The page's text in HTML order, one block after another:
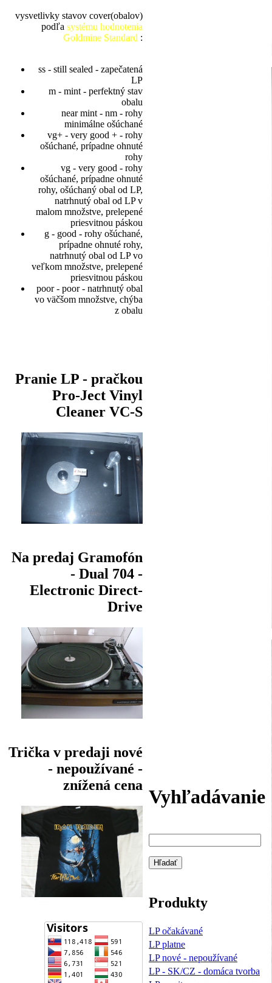
vysvetlivky stavov cover(obalov)
podľa systému hodnotenia
Goldmine Standard :
ss - still sealed - zapečatená
LP
m - mint - perfektný stav
obalu
near mint - nm - rohy
minimálne ošúchané
vg+ - very good + - rohy
ošúchané, prípadne ohnuté
rohy
vg - very good - rohy
ošúchané, prípadne ohnuté
rohy, ošúchaný obal od LP,
natrhnutý obal od LP v
malom množstve, prelepené
priesvitnou páskou
g - good - rohy ošúchané,
prípadne ohnuté rohy,
natrhnutý obal od LP vo
veľkom množstve, prelepené
priesvitnou páskou
poor - poor - natrhnutý obal
vo väčšom množstve, chýba
z obalu
Pranie LP - pračkou
Pro-Ject Vinyl
Cleaner VC-S
Na predaj Gramofón
- Dual 704 -
Electronic Direct-
Drive
Trička v predaji nové
- nepoužívané -
znížená cena
Vyhľadávanie
Produkty
LP očakávané
LP platne
LP nové - nepoužívané
LP - SK/CZ - domáca tvorba